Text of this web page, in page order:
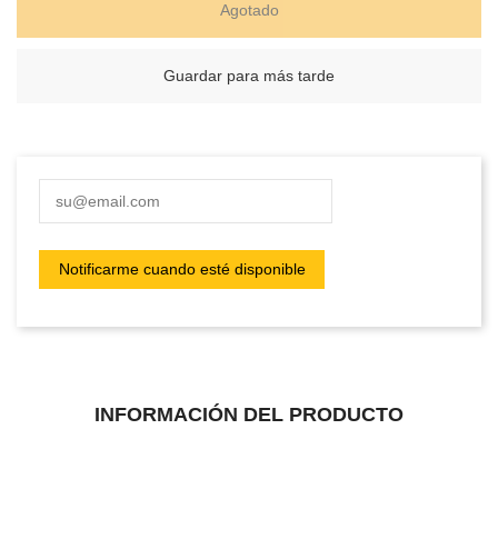
Agotado
Guardar para más tarde
INFORMACIÓN DEL PRODUCTO